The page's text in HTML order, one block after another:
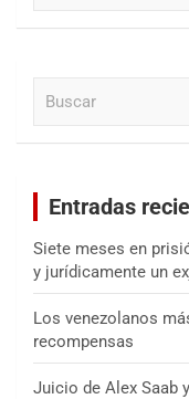
Entradas
Siete meses en
y jurídicamente un
Los venezolanos
recompensas
Juicio de Alex Saab